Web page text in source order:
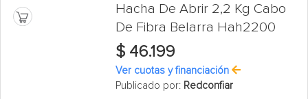
Hacha De Abrir 2,2 Kg Cabo
De Fibra Belarra Hah2200
$ 46.199
Ver cuotas y financiación
Publicado por: Redconfiar